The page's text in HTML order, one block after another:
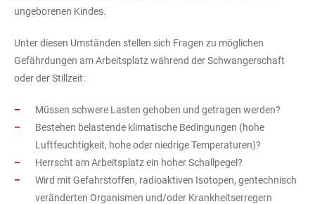
ungeborenen Kindes.
Unter diesen Umständen stellen sich Fragen zu möglichen
Gefährdungen am Arbeitsplatz während der Schwangerschaft
oder der Stillzeit:
Müssen schwere Lasten gehoben und getragen werden?
Bestehen belastende klimatische Bedingungen (hohe
Luftfeuchtigkeit, hohe oder niedrige Temperaturen)?
Herrscht am Arbeitsplatz ein hoher Schallpegel?
Wird mit Gefahrstoffen, radioaktiven Isotopen, gentechnisch
veränderten Organismen und/oder Krankheitserregern